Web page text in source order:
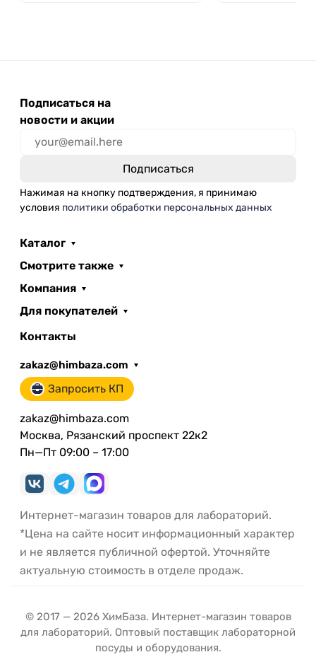
Подписаться на
новости и акции
Нажимая на кнопку подтверждения, я принимаю
условия политики обработки персональных данных
Каталог
Смотрите также
Компания
Для покупателей
Контакты
zakaz@himbaza.com
Запросить КП
zakaz@himbaza.com
Москва, Рязанский проспект 22к2
Пн—Пт 09:00 – 17:00
Интернет-магазин товаров для лабораторий.
*Цена на сайте носит информационный характер
и не является публичной офертой. Уточняйте
актуальную стоимость в отделе продаж.
© 2017 — 2026 ХимБаза. Интернет-магазин товаров
для лабораторий. Оптовый поставщик лабораторной
посуды и оборудования.